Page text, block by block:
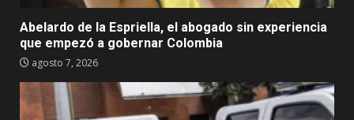
Abelardo de la Espriella, el abogado sin experiencia
que empezó a gobernar Colombia
agosto 7, 2026